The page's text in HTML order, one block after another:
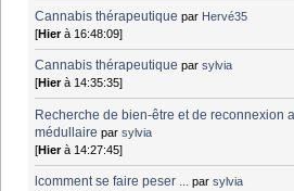
Cannabis thérapeutique par Hervé35
[Hierà 16:48:09]
Cannabis thérapeutique parsylvia
[Hierà 14:35:35]
Recherche de bien-être et de reconnexion
médullaire parsylvia
[Hierà 14:27:45]
lcomment se faire peser ... parsylvia